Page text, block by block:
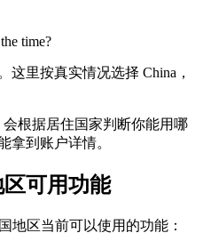
time?
里按真实情况选择 China，
根据居住国家判断你能用哪
拿到账户详情。
可用功能
地区当前可以使用的功能：